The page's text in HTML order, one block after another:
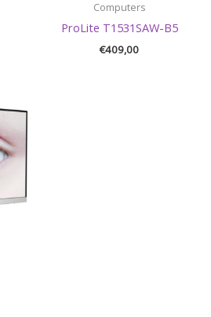
Computers
ProLite T1531SAW-B5
€409,00